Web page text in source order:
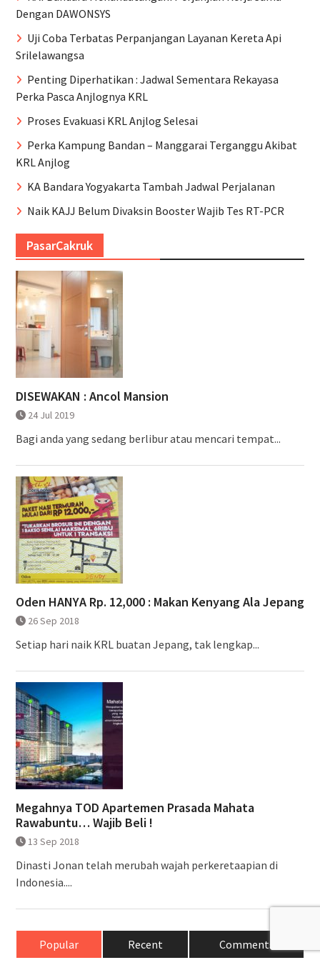
Dengan DAWONSYS
Uji Coba Terbatas Perpanjangan Layanan Kereta Api
Srilelawangsa
Penting Diperhatikan : Jadwal Sementara Rekayasa
Perka Pasca Anjlognya KRL
Proses Evakuasi KRL Anjlog Selesai
Perka Kampung Bandan – Manggarai Terganggu Akibat
KRL Anjlog
KA Bandara Yogyakarta Tambah Jadwal Perjalanan
Naik KAJJ Belum Divaksin Booster Wajib Tes RT-PCR
PasarCakruk
DISEWAKAN : Ancol Mansion
24 Jul 2019
Bagi anda yang sedang berlibur atau mencari tempat...
Oden HANYA Rp. 12,000 : Makan Kenyang Ala Jepang
26 Sep 2018
Setiap hari naik KRL buatan Jepang, tak lengkap...
Megahnya TOD Apartemen Prasada Mahata
Rawabuntu… Wajib Beli !
13 Sep 2018
Dinasti Jonan telah merubah wajah perkeretaapian di
Indonesia....
Popular Recent Comments